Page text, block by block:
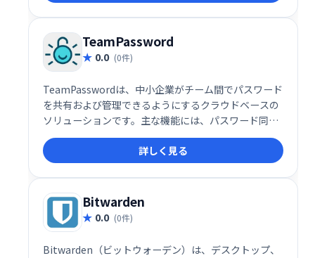
クティビティの監視、シングルサインオン機能などが
あります。
TeamPassword
0.0 (0件)
TeamPasswordは、中小企業がチーム間でパスワード
を共有および管理できるようにするクラウドベースの
ソリューションです。主な機能には、パスワード同
期、ユーザー管理、多要素認証、暗号化、アラート/通
知が含まれます。
詳しく見る
Bitwarden
0.0 (0件)
Bitwarden（ビットウォーデン）は、デスクトップ、